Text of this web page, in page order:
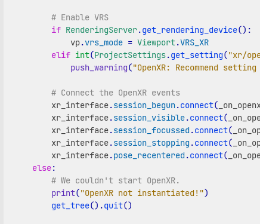
# Enable VRS
if RenderingServer.get_rendering_device():
vp.vrs_mode = Viewport.VRS_XR
elif int(ProjectSettings.get_setting("xr/
push_warning("OpenXR: Recommend
# Connect the OpenXR events
xr_interface.session_begun.connect(
xr_interface.session_visible.connect(
xr_interface.session_focussed.connect(
xr_interface.session_stopping .connect(
xr_interface.pose_recentered.connect(
else:
# We couldn't start OpenXR.
print("OpenXR not instantiated!")
get_tree() .quit()